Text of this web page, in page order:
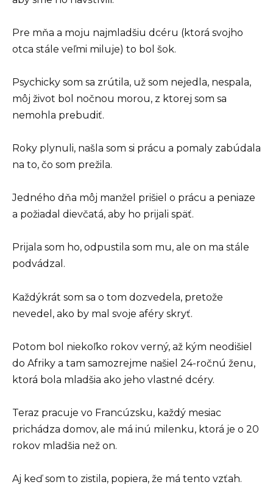
Pre mňa a moju najmladšiu dcéru (ktorá svojho
otca stále veľmi miluje) to bol šok.
Psychicky som sa zrútila, už som nejedla, nespala,
môj život bol nočnou morou, z ktorej som sa
nemohla prebudiť.
Roky plynuli, našla som si prácu a pomaly zabúdala
na to, čo som prežila.
Jedného dňa môj manžel prišiel o prácu a peniaze
a požiadal dievčatá, aby ho prijali späť.
Prijala som ho, odpustila som mu, ale on ma stále
podvádzal.
Každýkrát som sa o tom dozvedela, pretože
nevedel, ako by mal svoje aféry skryť.
Potom bol niekoľko rokov verný, až kým neodišiel
do Afriky a tam samozrejme našiel 24-ročnú ženu,
ktorá bola mladšia ako jeho vlastné dcéry.
Teraz pracuje vo Francúzsku, každý mesiac
prichádza domov, ale má inú milenku, ktorá je o 20
rokov mladšia než on.
Aj keď som to zistila, popiera, že má tento vzťah.